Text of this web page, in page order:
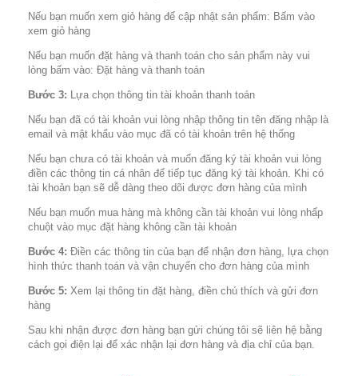
Nếu bạn muốn xem giỏ hàng để cập nhật sản phẩm: Bấm vào
xem giỏ hàng
Nếu bạn muốn đặt hàng và thanh toán cho sản phẩm này vui
lòng bấm vào: Đặt hàng và thanh toán
Bước 3: Lựa chọn thông tin tài khoản thanh toán
Nếu bạn đã có tài khoản vui lòng nhập thông tin tên đăng nhập là
email và mật khẩu vào mục đã có tài khoản trên hệ thống
Nếu bạn chưa có tài khoản và muốn đăng ký tài khoản vui lòng
điền các thông tin cá nhân để tiếp tục đăng ký tài khoản. Khi có
tài khoản bạn sẽ dễ dàng theo dõi được đơn hàng của mình
Nếu bạn muốn mua hàng mà không cần tài khoản vui lòng nhấp
chuột vào mục đặt hàng không cần tài khoản
Bước 4: Điền các thông tin của bạn để nhận đơn hàng, lựa chọn
hình thức thanh toán và vận chuyển cho đơn hàng của mình
Bước 5: Xem lại thông tin đặt hàng, điền chú thích và gửi đơn
hàng
Sau khi nhận được đơn hàng bạn gửi chúng tôi sẽ liên hệ bằng
cách gọi điện lại để xác nhận lại đơn hàng và địa chỉ của bạn.